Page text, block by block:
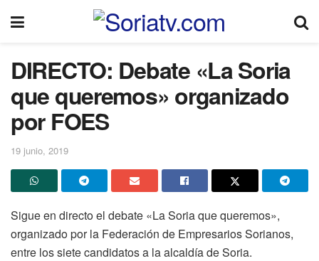
DIRECTO: Debate «La Soria
que queremos» organizado
por FOES
19 junio, 2019
Sigue en directo el debate «La Soria que queremos»,
organizado por la Federación de Empresarios Sorianos,
entre los siete candidatos a la alcaldía de Soria.